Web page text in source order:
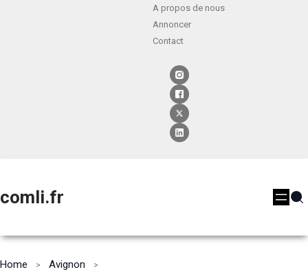
A propos de nous
Annoncer
Contact
comli.fr
Home
Avignon